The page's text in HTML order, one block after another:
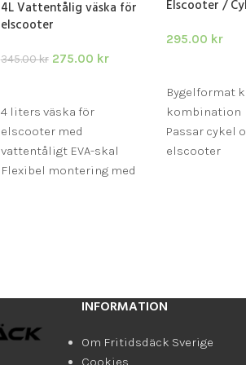
4L Vattentålig väska för
elscooter
345.00kr 275.00 kr
4 liters väska för
elscooter med
vattentåligt EVA-skal
Flexibel montering med
Elscooter /
295.00 kr
Bygelformat
kombination
Passar cykel
elscooter
INFORMATION
Om Fritidsdäck Sverige
Cookies